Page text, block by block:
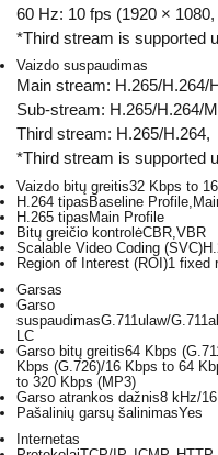
60 Hz: 10 fps (1920 ×
*Third stream is supported
Vaizdo suspaudimas
Main stream: H.265/H.264/
Sub-stream: H.265/H.264/
Third stream: H.265/H.264,
*Third stream is supported
Vaizdo bitų greitis32 Kbps to
H.264 tipasBaseline
H.265 tipasMain Profile
Bitų greičio kontrolėCBR,VBR
Scalable Video Coding (SVC)
Region of Interest (ROI)1 fixed
Garsas
Garso
suspaudimasG.711ulaw/
LC
Garso bitų greitis64 Kbps
Kbps (G.726)/16 Kbps to 64
to 320 Kbps (MP3)
Garso atrankos dažnis8 kHz/
Pašalinių garsų šalinimasYes
Internetas